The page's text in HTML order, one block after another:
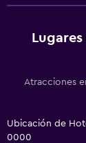
Atracciones
Ubicación de
0000